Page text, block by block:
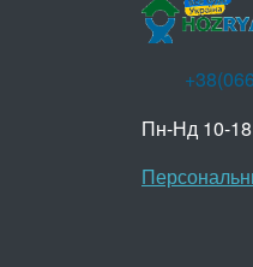
Пн-Нд 10-18